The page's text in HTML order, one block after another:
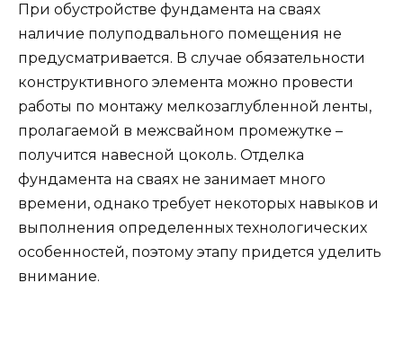
При обустройстве фундамента на сваях
наличие полуподвального помещения не
предусматривается. В случае обязательности
конструктивного элемента можно провести
работы по монтажу мелкозаглубленной ленты,
пролагаемой в межсвайном промежутке –
получится навесной цоколь. Отделка
фундамента на сваях не занимает много
времени, однако требует некоторых навыков и
выполнения определенных технологических
особенностей, поэтому этапу придется уделить
внимание.